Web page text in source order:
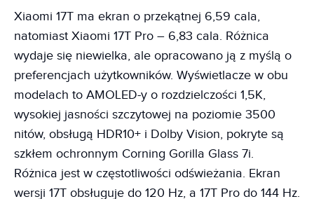
Xiaomi 17T ma ekran o przekątnej 6,59 cala,
natomiast Xiaomi 17T Pro – 6,83 cala. Różnica
wydaje się niewielka, ale opracowano ją z myślą o
preferencjach użytkowników. Wyświetlacze w obu
modelach to AMOLED-y o rozdzielczości 1,5K,
wysokiej jasności szczytowej na poziomie 3500
nitów, obsługą HDR10+ i Dolby Vision, pokryte są
szkłem ochronnym Corning Gorilla Glass 7i.
Różnica jest w częstotliwości odświeżania. Ekran
wersji 17T obsługuje do 120 Hz, a 17T Pro do 144 Hz.